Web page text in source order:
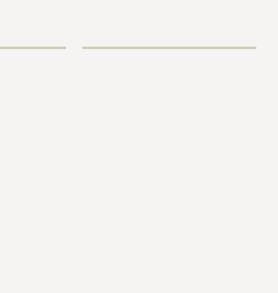
documento. Ciò riguarda anche i